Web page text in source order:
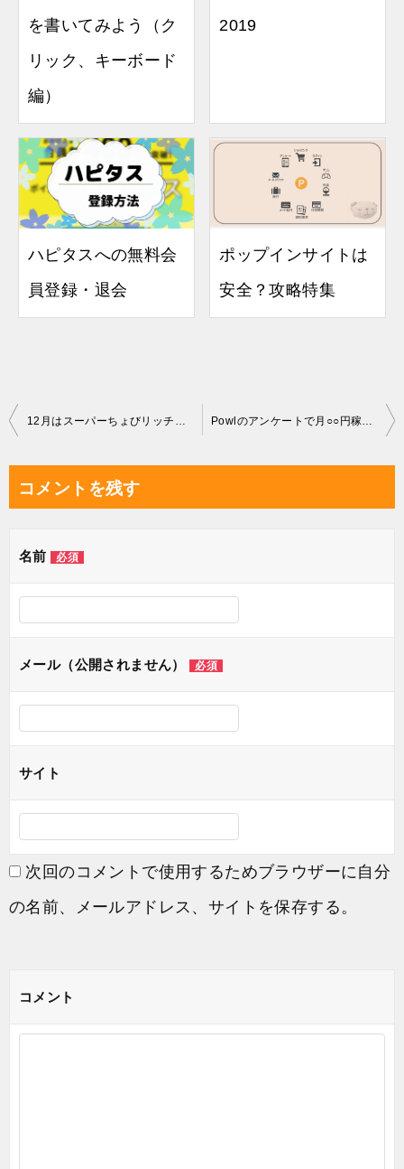
を書いてみよう（ク
リック、キーボード
編）
2019
ハピタスへの無料会
員登録・退会
ポップインサイトは
安全？攻略特集
投
ビ
ー
ョ
コメントを残す
名前 必須
メール（公開されません） 必須
サイト
次回のコメントで使用するためブラウザーに自分
の名前、メールアドレス、サイトを保存する。
コメント